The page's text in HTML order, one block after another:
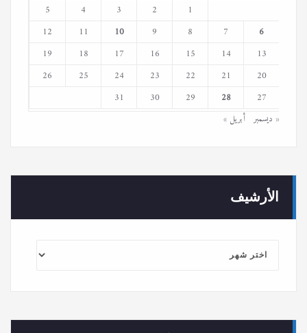
1
2
3
4
5
6
7
8
9
10
11
12
13
14
15
16
17
18
19
20
21
22
23
24
25
26
27
28
29
30
31
« ديسمبر أبريل »
الأرشيف